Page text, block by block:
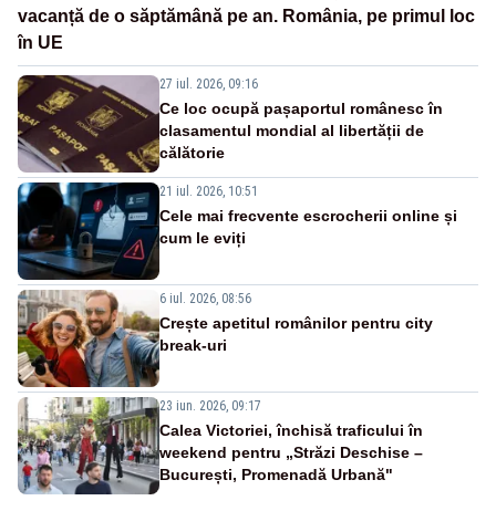
vacanță de o săptămână pe an. România, pe primul loc
în UE
27 iul. 2026, 09:16
Ce loc ocupă pașaportul românesc în
clasamentul mondial al libertății de
călătorie
21 iul. 2026, 10:51
Cele mai frecvente escrocherii online și
cum le eviți
6 iul. 2026, 08:56
Crește apetitul românilor pentru city
break-uri
23 iun. 2026, 09:17
Calea Victoriei, închisă traficului în
weekend pentru „Străzi Deschise –
București, Promenadă Urbană"